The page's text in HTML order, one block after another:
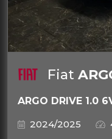
Fiat
ARGO DRIVE 1.0
2024/2025